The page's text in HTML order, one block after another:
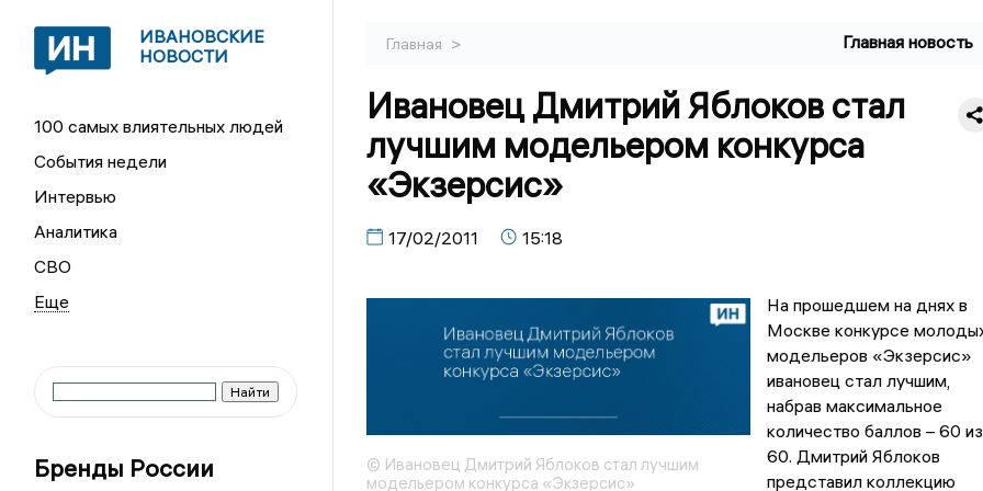
ИВАНОВСКИЕ
НОВОСТИ
100 самых влиятельных людей
События недели
Интервью
Аналитика
СВО
Бренды России
Главная > Главная новость
Ивановец Дмитрий Яблоков стал
лучшим модельером конкурса
«Экзерсис»
17/02/2011 15:18
© Ивановец Дмитрий Яблоков стал лучшим
модельером конкурса «Экзерсис»
На прошедшем на днях в
Москве конкурсе
модельеров «Экзерсис»
ивановец стал лучшим,
набрав максимальное
количество баллов – 60 из
60. Дмитрий Яблоков
представил коллекцию